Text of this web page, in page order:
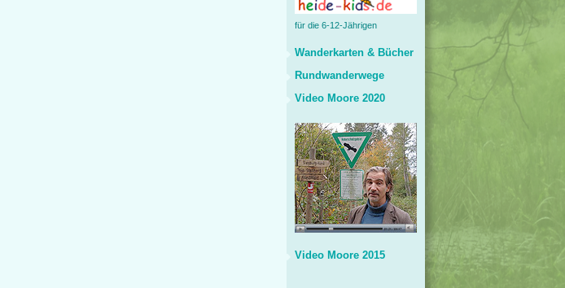
für die 6-12-Jährigen
Wanderkarten & Bücher
Rundwanderwege
Video Moore 2020
Video Moore 2015